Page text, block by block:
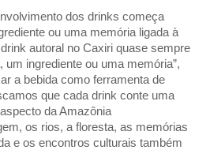
dos drinks começa
ou uma memória ligada à
autoral no Caxiri quase sempre
ingrediente ou uma memória”,
a bebida como ferramenta de
que cada drink conte uma
da Amazônia
os rios, a floresta, as memórias
e os encontros culturais também